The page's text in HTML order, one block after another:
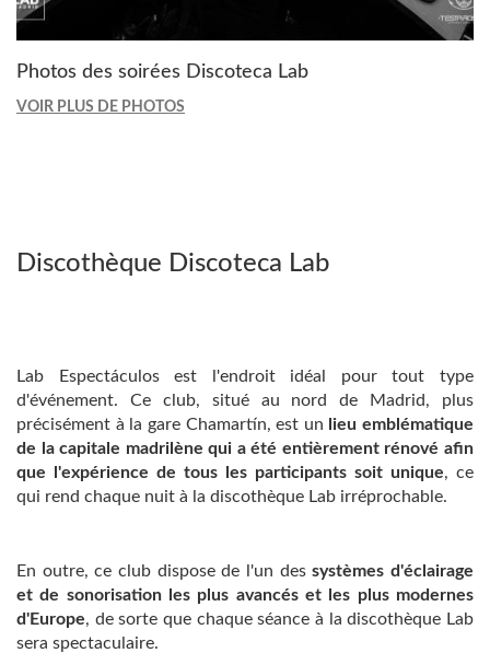
Photos des soirées Discoteca Lab
VOIR PLUS DE PHOTOS
Discothèque Discoteca Lab
Lab Espectáculos est l'endroit idéal pour tout type
d'événement. Ce club, situé au nord de Madrid, plus
précisément à la gare Chamartín, est un lieu emblématique
de la capitale madrilène qui a été entièrement rénové afin
que l'expérience de tous les participants soit unique, ce
qui rend chaque nuit à la discothèque Lab irréprochable.
En outre, ce club dispose de l'un dessystèmes d'éclairage
et de sonorisation les plus avancés et les plus modernes
d'Europe, de sorte que chaque séance à la discothèque Lab
sera spectaculaire.